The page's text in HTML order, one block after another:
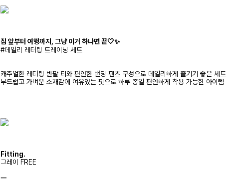
집 앞부터 여행까지, 그냥 이거 하나면 끝🤍✨
#데일리 레터링 트레이닝 세트
캐주얼한 레터링 반팔 티와 편안한 밴딩 팬츠 구성으로 데일리하게 즐기기 좋은 세트
부드럽고 가벼운 소재감에 여유있는 핏으로 하루 종일 편안하게 착용 가능한 아이템
Fitting.
그레이 FREE
ㅡ